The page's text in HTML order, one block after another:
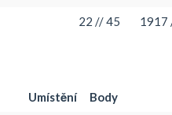
22 // 45 1917
Umístění Body